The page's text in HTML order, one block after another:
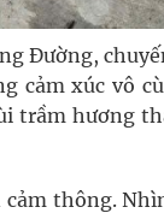
Đường,
cảm xúc vô
trầm hương
thông.